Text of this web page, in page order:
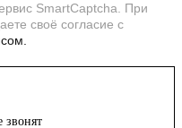
SmartCaptcha. При
своё согласие с